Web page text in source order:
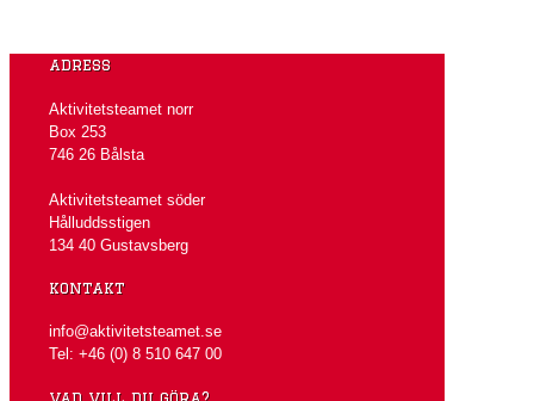
adress
Aktivitetsteamet norr
Box 253
746 26 Bålsta
Aktivitetsteamet söder
Hålluddsstigen
134 40 Gustavsberg
kontakt
info@aktivitetsteamet.se
Tel: +46 (0) 8 510 647 00
vad vill du göra?